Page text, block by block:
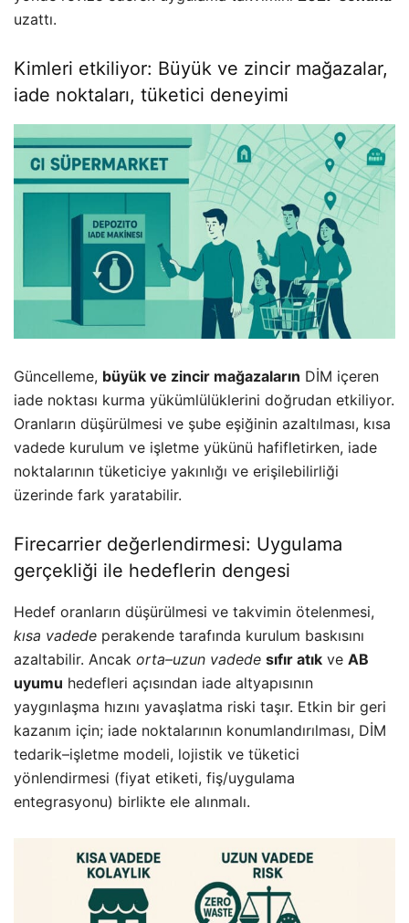
uzattı.
Kimleri etkiliyor: Büyük ve zincir mağazalar,
iade noktaları, tüketici deneyimi
Güncelleme, büyük ve zincir mağazaların DİM içeren
iade noktası kurma yükümlülüklerini doğrudan etkiliyor.
Oranların düşürülmesi ve şube eşiğinin azaltılması, kısa
vadede kurulum ve işletme yükünü hafifletirken, iade
noktalarının tüketiciye yakınlığı ve erişilebilirliği
üzerinde fark yaratabilir.
Firecarrier değerlendirmesi: Uygulama
gerçekliği ile hedeflerin dengesi
Hedef oranların düşürülmesi ve takvimin ötelenmesi,
kısa vadede perakende tarafında kurulum baskısını
azaltabilir. Ancak orta–uzun vadede sıfır atık ve AB
uyumu hedefleri açısından iade altyapısının
yaygınlaşma hızını yavaşlatma riski taşır. Etkin bir geri
kazanım için; iade noktalarının konumlandırılması, DİM
tedarik–işletme modeli, lojistik ve tüketici
yönlendirmesi (fiyat etiketi, fiş/uygulama
entegrasyonu) birlikte ele alınmalı.